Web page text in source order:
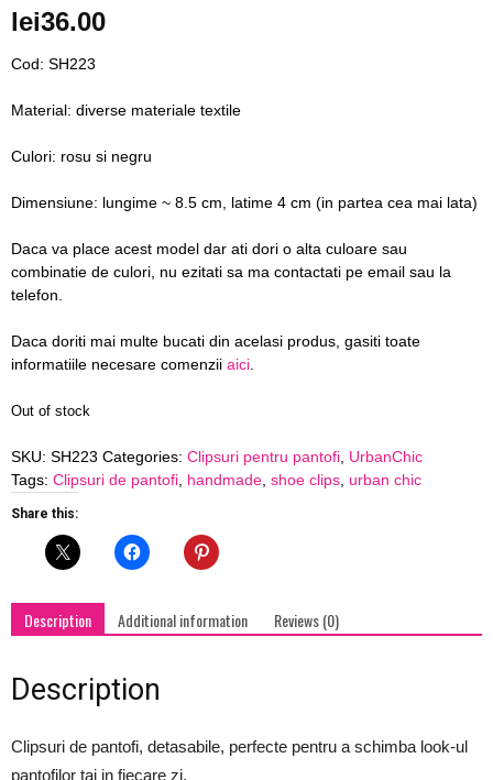
lei36.00
Cod: SH223
Material: diverse materiale textile
Culori: rosu si negru
Dimensiune: lungime ~ 8.5 cm, latime 4 cm (in partea cea mai lata)
Daca va place acest model dar ati dori o alta culoare sau
combinatie de culori, nu ezitati sa ma contactati pe email sau la
telefon.
Daca doriti mai multe bucati din acelasi produs, gasiti toate
informatiile necesare comenzii aici
Out of stock
SKU: SH223 Categories: Clipsuri pentru pantofi UrbanChic
Tags: Clipsuri de pantofi handmade shoe clips urban chic
Share this:
Description Additional information Reviews (0)
Description
Clipsuri de pantofi, detasabile, perfecte pentru a schimba look-ul
pantofilor tai in fiecare zi.